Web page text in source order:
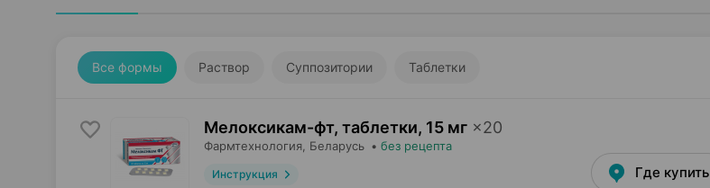
Все формы Раствор Суппозитории Таблетки
Мелоксикам-фт, таблетки, 15 мг ×20
Фармтехнология , Беларусь • без рецепта
Инструкция Где купить